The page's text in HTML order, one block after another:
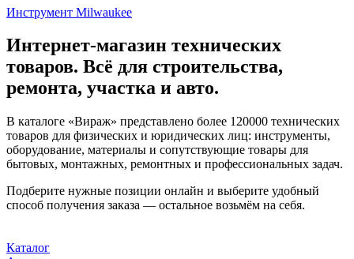
Инструмент Milwaukee
Интернет-магазин технических
товаров. Всё для строительства,
ремонта, участка и авто.
В каталоге «Вираж» представлено более 120000 технических
товаров для физических и юридических лиц: инструменты,
оборудование, материалы и сопутствующие товары для
бытовых, монтажных, ремонтных и профессиональных задач.
Подберите нужные позиции онлайн и выберите удобный
способ получения заказа — остальное возьмём на себя.
Каталог